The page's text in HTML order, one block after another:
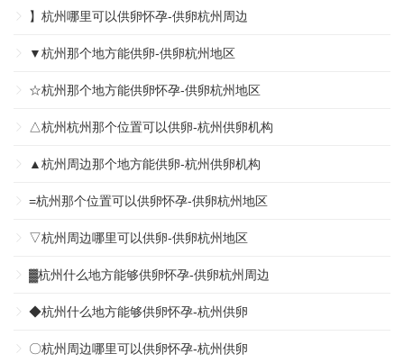
】杭州哪里可以供卵怀孕-供卵杭州周边
▼杭州那个地方能供卵-供卵杭州地区
☆杭州那个地方能供卵怀孕-供卵杭州地区
△杭州杭州那个位置可以供卵-杭州供卵机构
▲杭州周边那个地方能供卵-杭州供卵机构
=杭州那个位置可以供卵怀孕-供卵杭州地区
▽杭州周边哪里可以供卵-供卵杭州地区
▓杭州什么地方能够供卵怀孕-供卵杭州周边
◆杭州什么地方能够供卵怀孕-杭州供卵
〇杭州周边哪里可以供卵怀孕-杭州供卵